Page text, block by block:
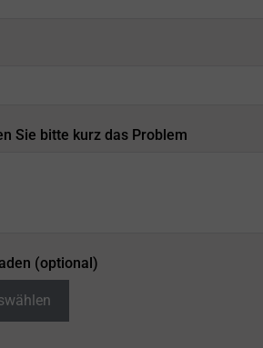
Sie bitte kurz das Problem
(optional)